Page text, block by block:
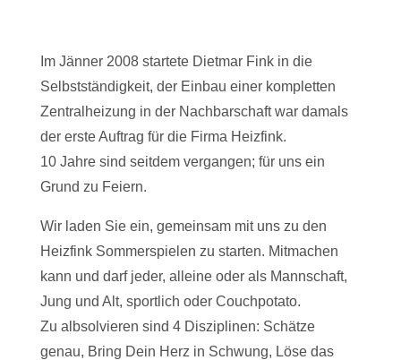
Im Jänner 2008 startete Dietmar Fink in die
Selbstständigkeit, der Einbau einer kompletten
Zentralheizung in der Nachbarschaft war damals
der erste Auftrag für die Firma Heizfink.
10 Jahre sind seitdem vergangen; für uns ein
Grund zu Feiern.
Wir laden Sie ein, gemeinsam mit uns zu den
Heizfink Sommerspielen zu starten. Mitmachen
kann und darf jeder, alleine oder als Mannschaft,
Jung und Alt, sportlich oder Couchpotato.
Zu albsolvieren sind 4 Disziplinen: Schätze
genau, Bring Dein Herz in Schwung, Löse das